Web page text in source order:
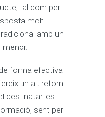
tal com per
molt
amb un
forma efectiva,
un alt retorn
destinatari és
sent per